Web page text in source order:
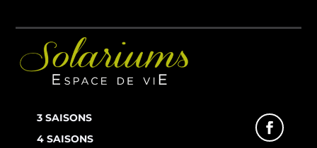
3 SAISONS
4 SAISONS